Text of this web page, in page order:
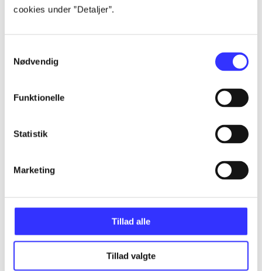
cookies under ”Detaljer”.
Nødvendig
Funktionelle
Statistik
Marketing
Tillad alle
Tillad valgte
Artikler
...
...
...